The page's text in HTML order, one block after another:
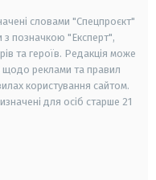
словами "Спецпроєкт"
з позначкою "Експерт",
та героїв. Редакція може
щодо реклами та правил
користування сайтом.
для осіб старше 21